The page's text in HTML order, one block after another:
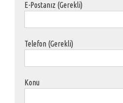
E-Postanız (Gerekli)
Telefon (Gerekli)
Konu